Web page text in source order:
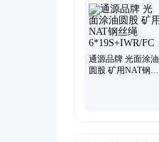
丝绳
通源品牌 光面涂油
圆股 矿用NAT钢丝